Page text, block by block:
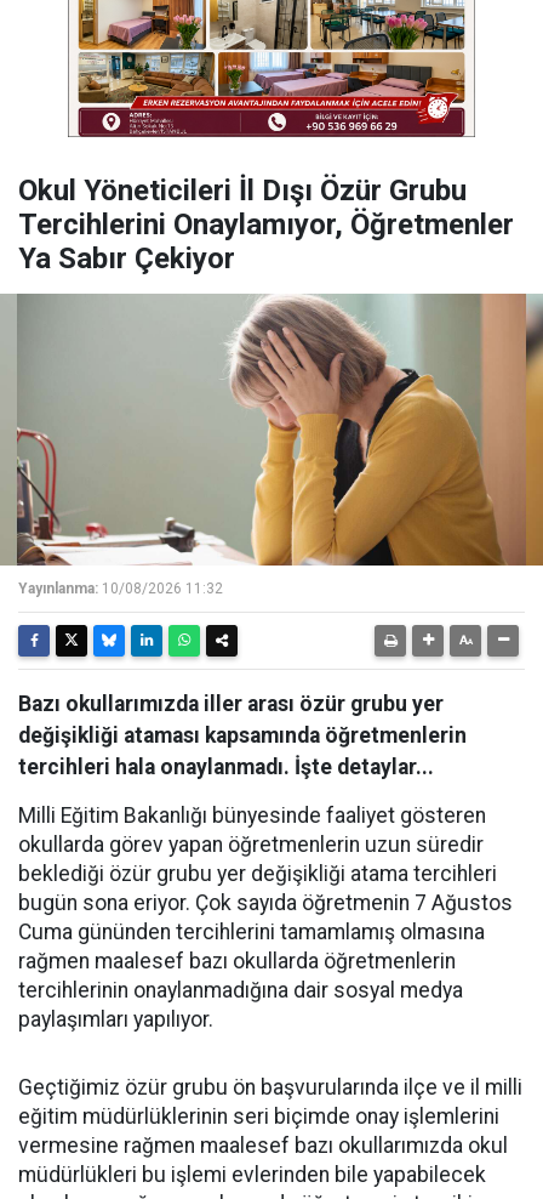
Okul Yöneticileri İl Dışı Özür Grubu
Tercihlerini Onaylamıyor, Öğretmenler
Ya Sabır Çekiyor
Yayınlanma: 10/08/2026 11:32
Bazı okullarımızda iller arası özür grubu yer
değişikliği ataması kapsamında öğretmenlerin
tercihleri hala onaylanmadı. İşte detaylar...
Milli Eğitim Bakanlığı bünyesinde faaliyet gösteren
okullarda görev yapan öğretmenlerin uzun süredir
beklediği özür grubu yer değişikliği atama tercihleri
bugün sona eriyor. Çok sayıda öğretmenin 7 Ağustos
Cuma gününden tercihlerini tamamlamış olmasına
rağmen maalesef bazı okullarda öğretmenlerin
tercihlerinin onaylanmadığına dair sosyal medya
paylaşımları yapılıyor.
Geçtiğimiz özür grubu ön başvurularında ilçe ve il milli
eğitim müdürlüklerinin seri biçimde onay işlemlerini
vermesine rağmen maalesef bazı okullarımızda okul
müdürlükleri bu işlemi evlerinden bile yapabilecek